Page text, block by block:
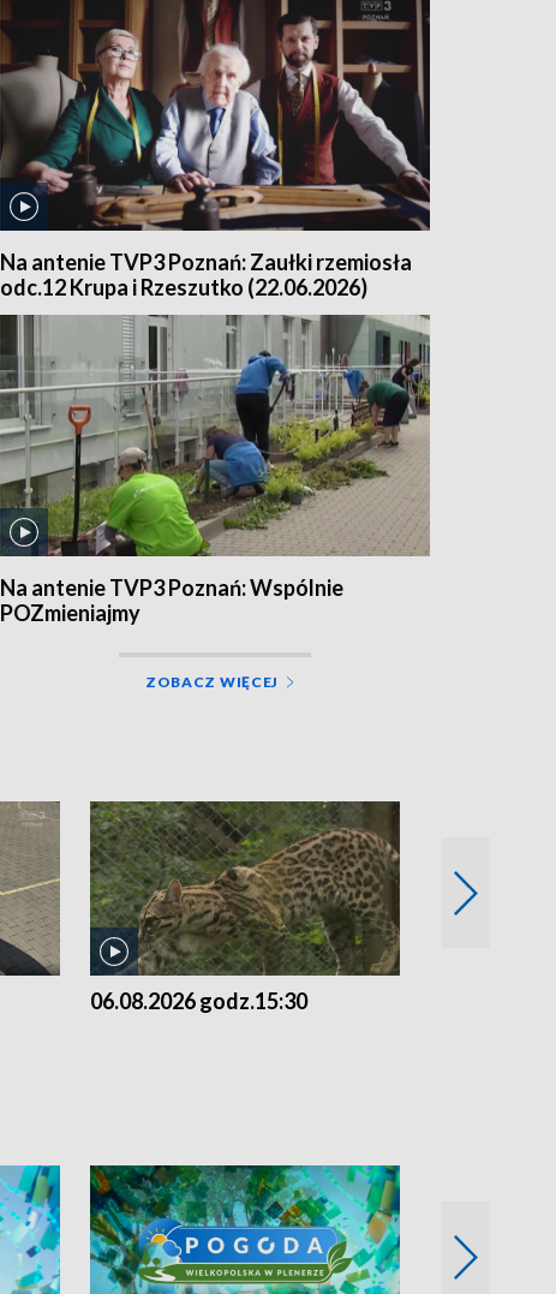
Na antenie TVP3 Poznań: Zaułki rzemiosła
odc.12 Krupa i Rzeszutko (22.06.2026)
Na antenie TVP3 Poznań: Wspólnie
POZmieniajmy
ZOBACZ WIĘCEJ
06.08.2026 godz.15:30